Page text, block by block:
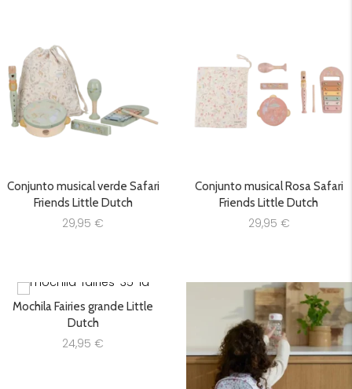
Conjunto musical verde Safari
Friends Little Dutch
29,95 €
Conjunto musical Rosa Safari
Friends Little Dutch
29,95 €
Mochila Fairies grande Little
Dutch
24,95 €